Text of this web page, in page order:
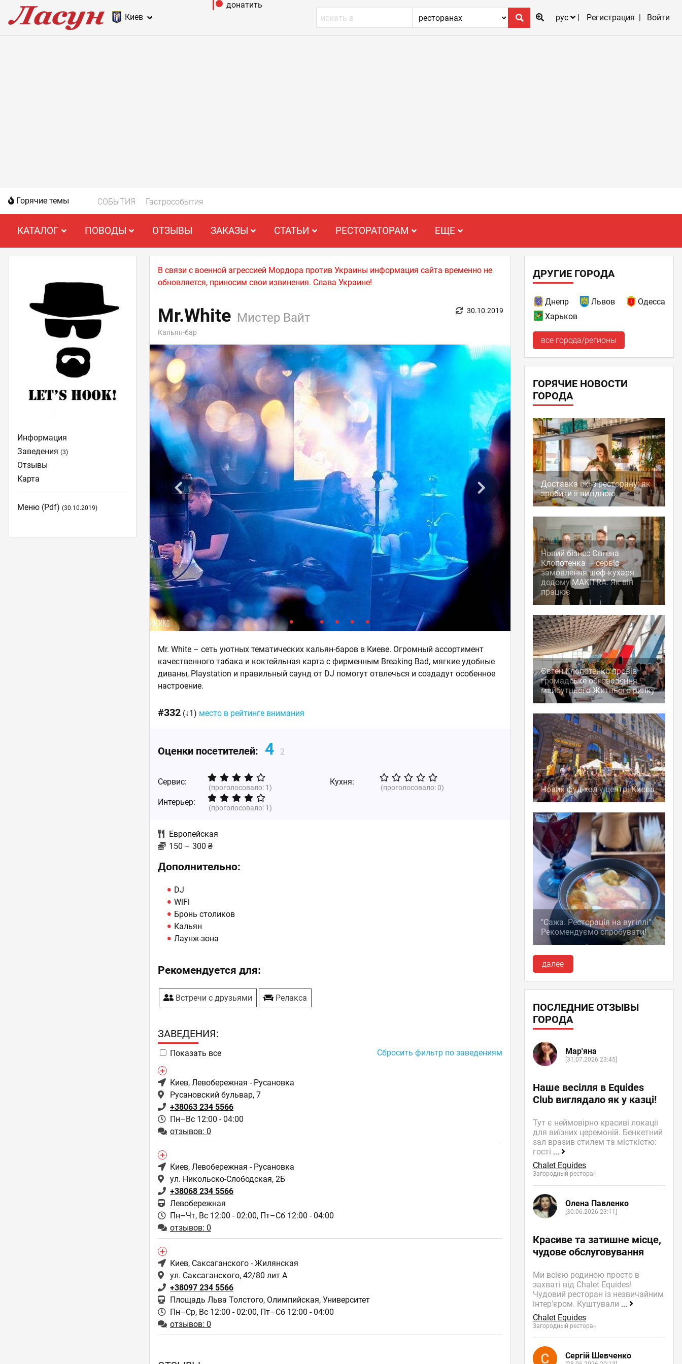
Киев
донатить
рус
Регистрация Войти
Горячие темы СОБЫТИЯ Гастрособытия
КАТАЛОГ ПОВОДЫ ОТЗЫВЫ ЗАКАЗЫ СТАТЬИ РЕСТОРАТОРАМ ЕЩЕ
В связи с военной агрессией Мордора против Украины информация сайта временно не
обновляется, приносим свои извинения. Слава Украине!
Mr.White Мистер Вайт
Кальян-бар
30.10.2019
Mr. White – сеть уютных тематических кальян-баров в Киеве. Огромный ассортимент
качественного табака и коктейльная карта с фирменным Breaking Bad, мягкие удобные
диваны, Playstation и правильный саунд от DJ помогут отвлечься и создадут особенное
настроение.
#332 (↓1) место в рейтинге внимания
Оценки посетителей: 4 2
Сервис:
(проголосовало: 1)
Кухня:
(проголосовало:0)
Интерьер:
(проголосовало: 1)
Европейская
150 – 300 ₴
Дополнительно:
DJ
WiFi
Бронь столиков
Кальян
Лаунж-зона
Рекомендуется для:
Встречи с друзьями Релакса
ЗAВЕДЕНИЯ:
Показать все Сбросить фильтр по заведениям
Киев, Левобережная - Русановка
Русановский бульвар, 7
+38063 234 5566
Пн–Вс 12:00 - 04:00
отзывов: 0
Киев, Левобережная - Русановка
ул. Никольско-Слободская, 2Б
+38068 234 5566
Левобережная
Пн–Чт, Вс 12:00 - 02:00, Пт–Сб 12:00 - 04:00
отзывов: 0
Киев, Саксаганского - Жилянская
ул. Саксаганского, 42/80 лит А
+38097 234 5566
Площадь Льва Толстого, Олимпийская, Университет
Пн–Ср, Вс 12:00 - 02:00, Пт–Сб 12:00 - 04:00
отзывов: 0
Информация
Заведения(3)
Отзывы
Карта
Меню (pdf)(30.10.2019)
ДРУГИЕ ГОРОДА
Днепр Львов
Одесса
Харьков
все города/регионы
ГОРЯЧИЕ НОВОСТИ
ГОРОДА
Доставка їжі з ресторану: як
зробити її вигідною
Новий бізнес Євгена
Клопотенка — сервіс
замовлення шеф-кухаря
додому MAKITRA. Як він
працює
Євген Клопотенко провів
громадське обговорення
майбутнього Житнього ринку
Новий фуд-хол у центрі Києва
"Сажа. Ресторація на вугіллі":
Рекомендуємо спробувати!
далее
ПОСЛЕДНИЕ ОТЗЫВЫ
ГОРОДА
Мар'яна
[31.07.2026 23:45]
Наше весілля в Equides
Club виглядало як у казці!
Тут є неймовірно красиві локаціі
для виїзних церемоній. Бенкетний
зал вразив стилем та місткістю:
гості ...
Chalet Equides
Загородный ресторан
Олена Павленко
[30.06.2026 23:11]
Красиве та затишне місце,
чудове обслуговування
Ми всією родиною просто в
захваті від Chalet Equides!
Чудовий ресторан із незвичайним
інтер'єром. Куштували ...
Chalet Equides
Загородный ресторан
Сергій Шевченко